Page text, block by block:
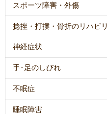
スポーツ障害・外傷
捻挫・打撲・骨折のリハビリ
神経症状
手･足のしびれ
不眠症
睡眠障害